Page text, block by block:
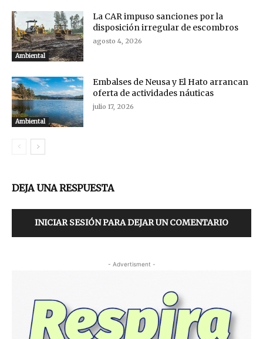
Ambiental
La CAR impuso sanciones por la
disposición irregular de escombros
agosto 4, 2026
Ambiental
Embalses de Neusa y El Hato arrancan
oferta de actividades náuticas
julio 17, 2026
DEJA UNA RESPUESTA
INICIAR SESIÓN PARA DEJAR UN COMENTARIO
- Advertisment -